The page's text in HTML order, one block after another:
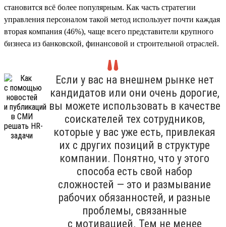
становится всё более популярным. Как часть стратегии
управления персоналом такой метод использует почти каждая
вторая компания (46%), чаще всего представители крупного
бизнеса из банковской, финансовой и строительной отраслей.
Если у вас на внешнем рынке нет
кандидатов или они очень дорогие,
вы можете использовать в качестве
соискателей тех сотрудников,
которые у вас уже есть, привлекая
их с других позиций в структуре
компании. Понятно, что у этого
способа есть свой набор
сложностей — это и размывание
рабочих обязанностей, и разные
проблемы, связанные
с мотивацией. Тем не менее